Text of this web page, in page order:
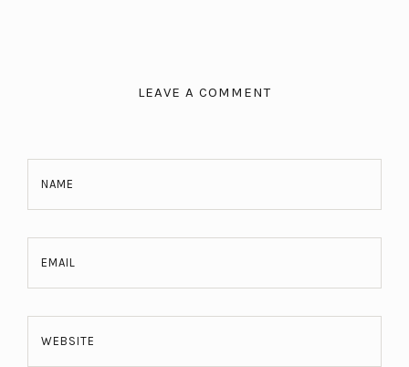
LEAVE A COMMENT
NAME
EMAIL
WEBSITE